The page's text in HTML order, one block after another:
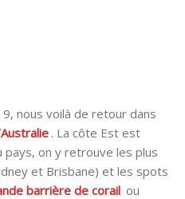
nous voilà de retour dans
. La côte Est est
pays, on y retrouve les plus
et Brisbane) et les spots
barrière de corail ou